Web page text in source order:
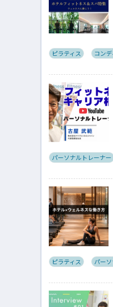
ピラティス コン
パーソナルトレーナー
ピラティス パー